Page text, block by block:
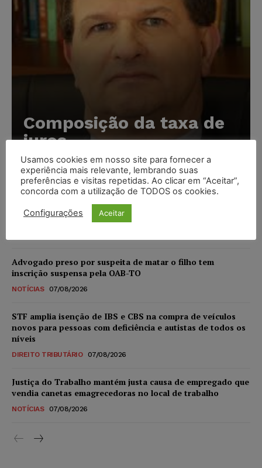
Composição da taxa de
juros
Carlos Henrique Abrão - 07/08/2026
Meta é alvo de denúncia após anúncios com conteúdo
sexual infantil gerado por IA circularem em suas
plataformas
Advogado preso por suspeita de matar o filho tem
inscrição suspensa pela OAB-TO
NOTÍCIAS 07/08/2026
STF amplia isenção de IBS e CBS na compra de veículos
novos para pessoas com deficiência e autistas de todos os
níveis
DIREITO TRIBUTÁRIO 07/08/2026
Justiça do Trabalho mantém justa causa de empregado que
vendia canetas emagrecedoras no local de trabalho
NOTÍCIAS 07/08/2026
Usamos cookies em nosso site para fornecer a
experiência mais relevante, lembrando suas
preferências e visitas repetidas. Ao clicar em “Aceitar”,
concorda com a utilização de TODOS os cookies.
Configurações Aceitar